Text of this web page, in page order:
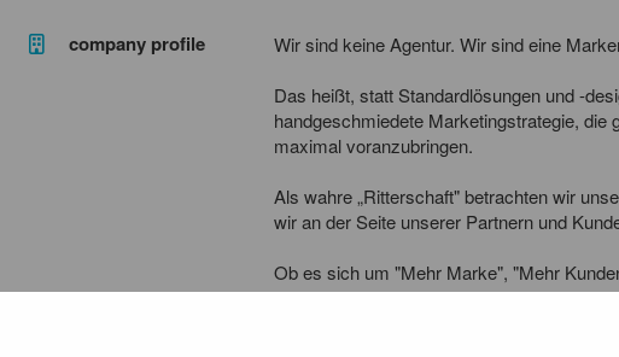
company profile
Wir sind keine Agentur. Wir sind eine
Das heißt, statt Standardlösungen und -
handgeschmiedete Marketingstrategie, die
maximal voranzubringen.
Als wahre „Ritterschaft" betrachten wir
wir an der Seite unserer Partnern und
Ob es sich um "Mehr Marke", "Mehr
Schlachtfelder ist ein Ort des Kampfes für